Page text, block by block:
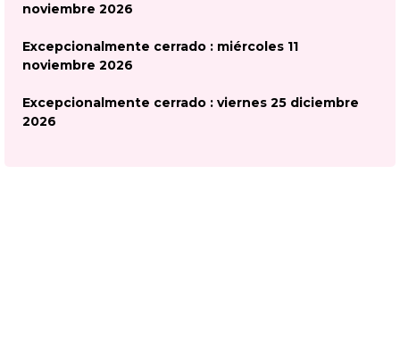
noviembre 2026
Excepcionalmente cerrado : miércoles 11
noviembre 2026
Excepcionalmente cerrado : viernes 25 diciembre
2026